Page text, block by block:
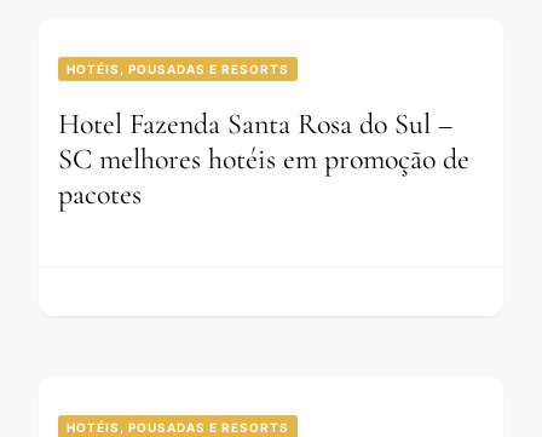
HOTÉIS, POUSADAS E RESORTS
Hotel Fazenda Santa Rosa do Sul –
SC melhores hotéis em promoção de
pacotes
HOTÉIS, POUSADAS E RESORTS